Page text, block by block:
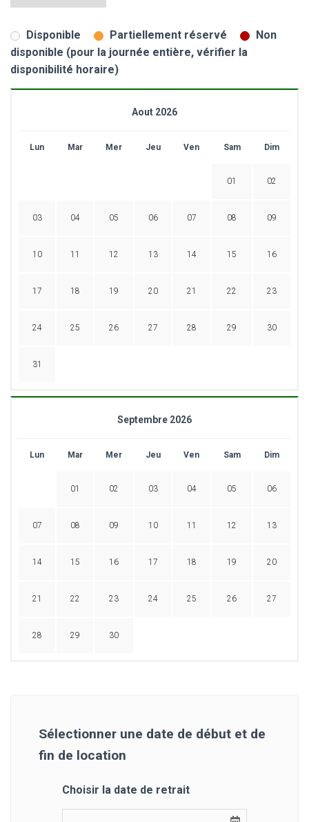
Disponible Partiellement réservé
Non
disponible (pour la journée entière, vérifier la
disponibilité horaire)
Aout 2026
Lun Mar Mer Jeu Ven Sam Dim
01 02
03 04 05 06 07 08 09
10 11 12 13 14 15 16
17 18 19 20 21 22 23
24 25 26 27 28 29 30
31
Septembre 2026
Lun Mar Mer Jeu Ven Sam Dim
01 02 03 04 05 06
07 08 09 10 11 12 13
14 15 16 17 18 19 20
21 22 23 24 25 26 27
28 29 30
Sélectionner une date de début et de
fin de location
Choisir la date de retrait